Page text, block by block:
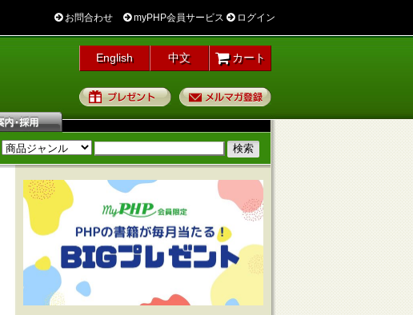
お問合わせ myPHP会員サービス ログイン
English 中文 カート
プレゼント